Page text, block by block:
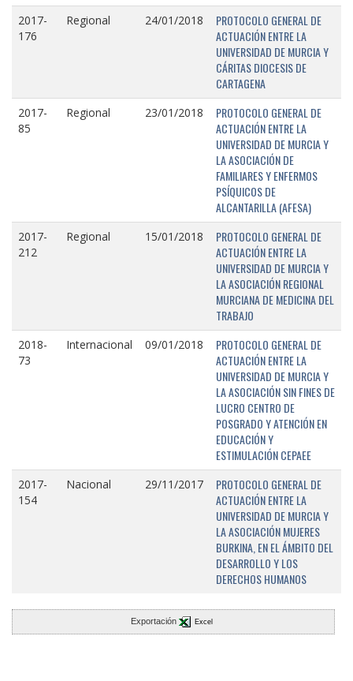
2017-
176
Regional 24/01/2018
PROTOCOLO GENERAL DE
ACTUACIÓN ENTRE LA
UNIVERSIDAD DE MURCIA Y
CÁRITAS DIOCESIS DE
CARTAGENA
2017-
85
Regional 23/01/2018
PROTOCOLO GENERAL DE
ACTUACIÓN ENTRE LA
UNIVERSIDAD DE MURCIA Y
LA ASOCIACIÓN DE
FAMILIARES Y ENFERMOS
PSÍQUICOS DE
ALCANTARILLA (AFESA)
2017-
212
Regional 15/01/2018
PROTOCOLO GENERAL DE
ACTUACIÓN ENTRE LA
UNIVERSIDAD DE MURCIA Y
LA ASOCIACIÓN REGIONAL
MURCIANA DE MEDICINA DEL
TRABAJO
2018-
73
Internacional 09/01/2018
PROTOCOLO GENERAL DE
ACTUACIÓN ENTRE LA
UNIVERSIDAD DE MURCIA Y
LA ASOCIACIÓN SIN FINES DE
LUCRO CENTRO DE
POSGRADO Y ATENCIÓN EN
EDUCACIÓN Y
ESTIMULACIÓN CEPAEE
2017-
154
Nacional 29/11/2017
PROTOCOLO GENERAL DE
ACTUACIÓN ENTRE LA
UNIVERSIDAD DE MURCIA Y
LA ASOCIACIÓN MUJERES
BURKINA, EN EL ÁMBITO DEL
DESARROLLO Y LOS
DERECHOS HUMANOS
Exportación Excel